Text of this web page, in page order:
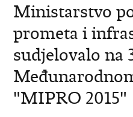
Ministarstvo
prometa i
sudjelovalo na
"MIPRO 2015"